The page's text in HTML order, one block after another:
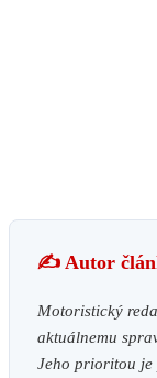
✍️ Autor
Motoristický
aktuálnemu
Jeho prioritou je